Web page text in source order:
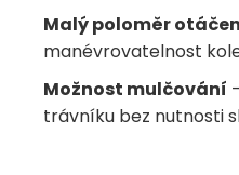
Malý poloměr
manévrovatelnost
Možnost mulčování
trávníku bez nutnosti